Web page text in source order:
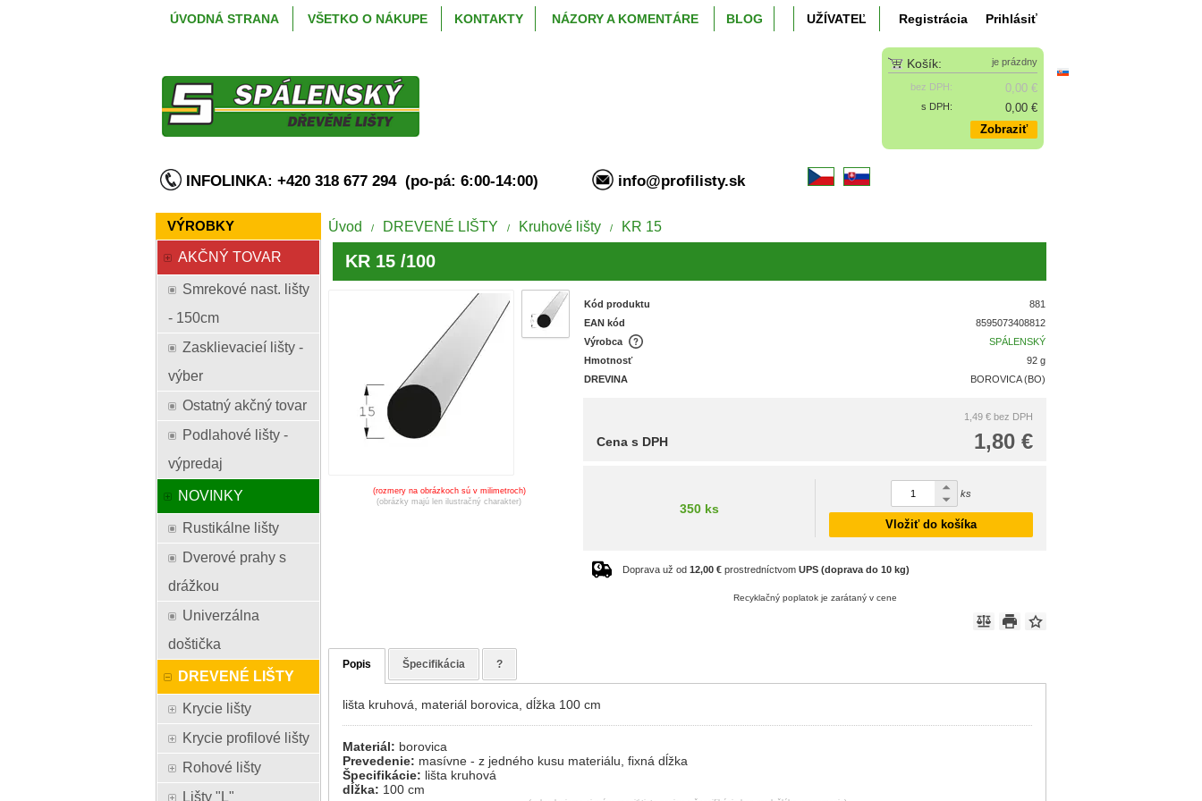
Registrácia Prihlásiť
ÚVODNÁ STRANA VŠETKO O NÁKUPE KONTAKTY NÁZORY A KOMENTÁRE BLOG UŽÍVATEĽ
Košík: je prázdny
bez DPH: 0,00 €
s DPH:
0,00 €
Zobraziť
INFOLINKA: +420 318 677 294 (po-pá: 6:00-14:00) info@profilisty.sk
VÝROBKY
AKČNÝ TOVAR
Smrekové nast. lišty
- 150cm
Zasklievacieí lišty -
výber
Ostatný akčný tovar
Podlahové lišty -
výpredaj
NOVINKY
Rustikálne lišty
Dverové prahy s
drážkou
Univerzálna
doštička
DREVENÉ LIŠTY
Krycie lišty
Krycie profilové lišty
Rohové lišty
Lišty "L"
Úvod / DREVENÉ LIŠTY / Kruhové lišty / KR 15
KR 15 /100
(rozmery na obrázkoch sú v milimetroch)
(obrázky majú len ilustračný charakter)
Kód produktu
881
EAN kód
8595073408812
Výrobca
SPÁLENSKÝ
Hmotnosť
92 g
DREVINA
BOROVICA (BO)
1,49 € bez DPH
1,80 €
Cena s DPH
350 ks
ks
Vložiť do košíka
Doprava už od12,00 € prostredníctvomUPS (doprava do 10 kg)
Recyklačný poplatok je zarátaný v cene
Popis Špecifikácia ?
lišta kruhová, materiál borovica, dĺžka 100 cm
Materiál: borovica
Prevedenie: masívne - z jedného kusu materiálu, fixná dĺžka
Špecifikácie: lišta kruhová
dĺžka: 100 cm